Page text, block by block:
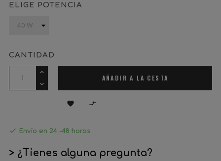
ELIGE POTENCIA
CANTIDAD
AÑADIR A LA CESTA
 
 Envío en 24 -48 horas
> ¿Tienes alguna pregunta?